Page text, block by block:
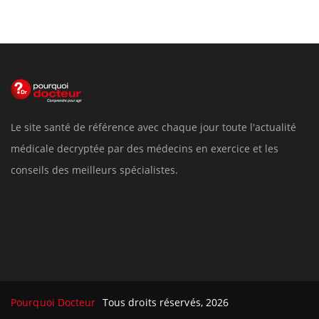
Le site santé de référence avec chaque jour toute l'actualité
médicale decryptée par des médecins en exercice et les
conseils des meilleurs spécialistes.
Pourquoi Docteur Tous droits réservés, 2026